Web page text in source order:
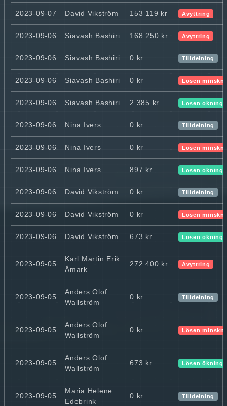
2023-09-07 David Vikström 153 119 kr Avyttring
2023-09-06 Siavash Bashiri 168 250 kr Avyttring
2023-09-06 Siavash Bashiri 0 kr Tilldelning
2023-09-06 Siavash Bashiri 0 kr Lösen
2023-09-06 Siavash Bashiri 2 385 kr Lösen ökning
2023-09-06 Nina Ivers 0 kr Tilldelning
2023-09-06 Nina Ivers 0 kr Lösen
2023-09-06 Nina Ivers 897 kr Lösen ökning
2023-09-06 David Vikström 0 kr Tilldelning
2023-09-06 David Vikström 0 kr Lösen
2023-09-06 David Vikström 673 kr Lösen ökning
2023-09-05
Karl Martin Erik
Åmark
272 400 kr Avyttring
2023-09-05
Anders Olof
Wallström
0 kr Tilldelning
2023-09-05
Anders Olof
Wallström
0 kr Lösen
2023-09-05
Anders Olof
Wallström
673 kr Lösen ökning
2023-09-05
Maria Helene
Edebrink
0 kr Tilldelning